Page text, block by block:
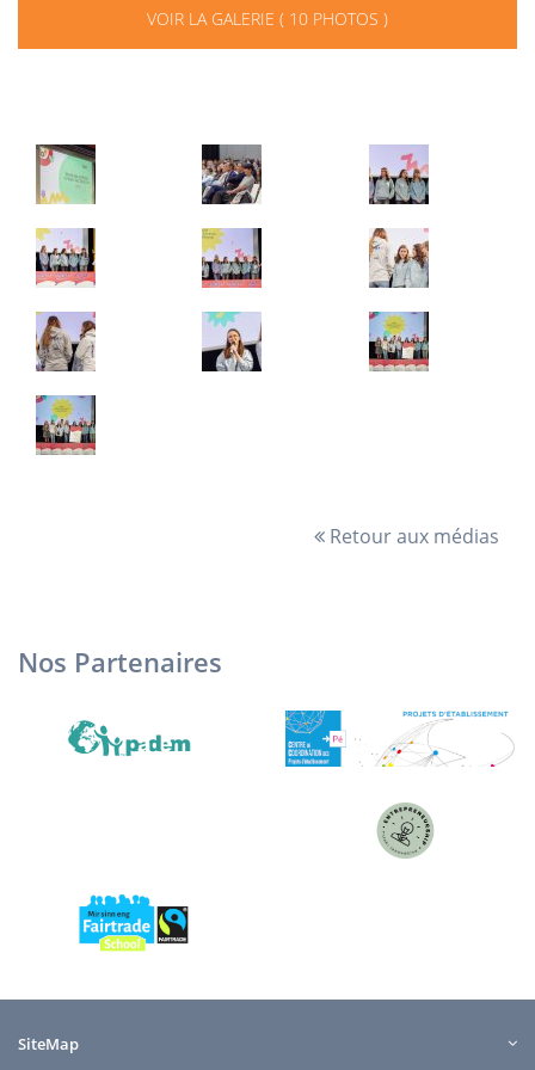
VOIR LA GALERIE ( 10 PHOTOS )
Retour aux médias
Nos Partenaires
SiteMap